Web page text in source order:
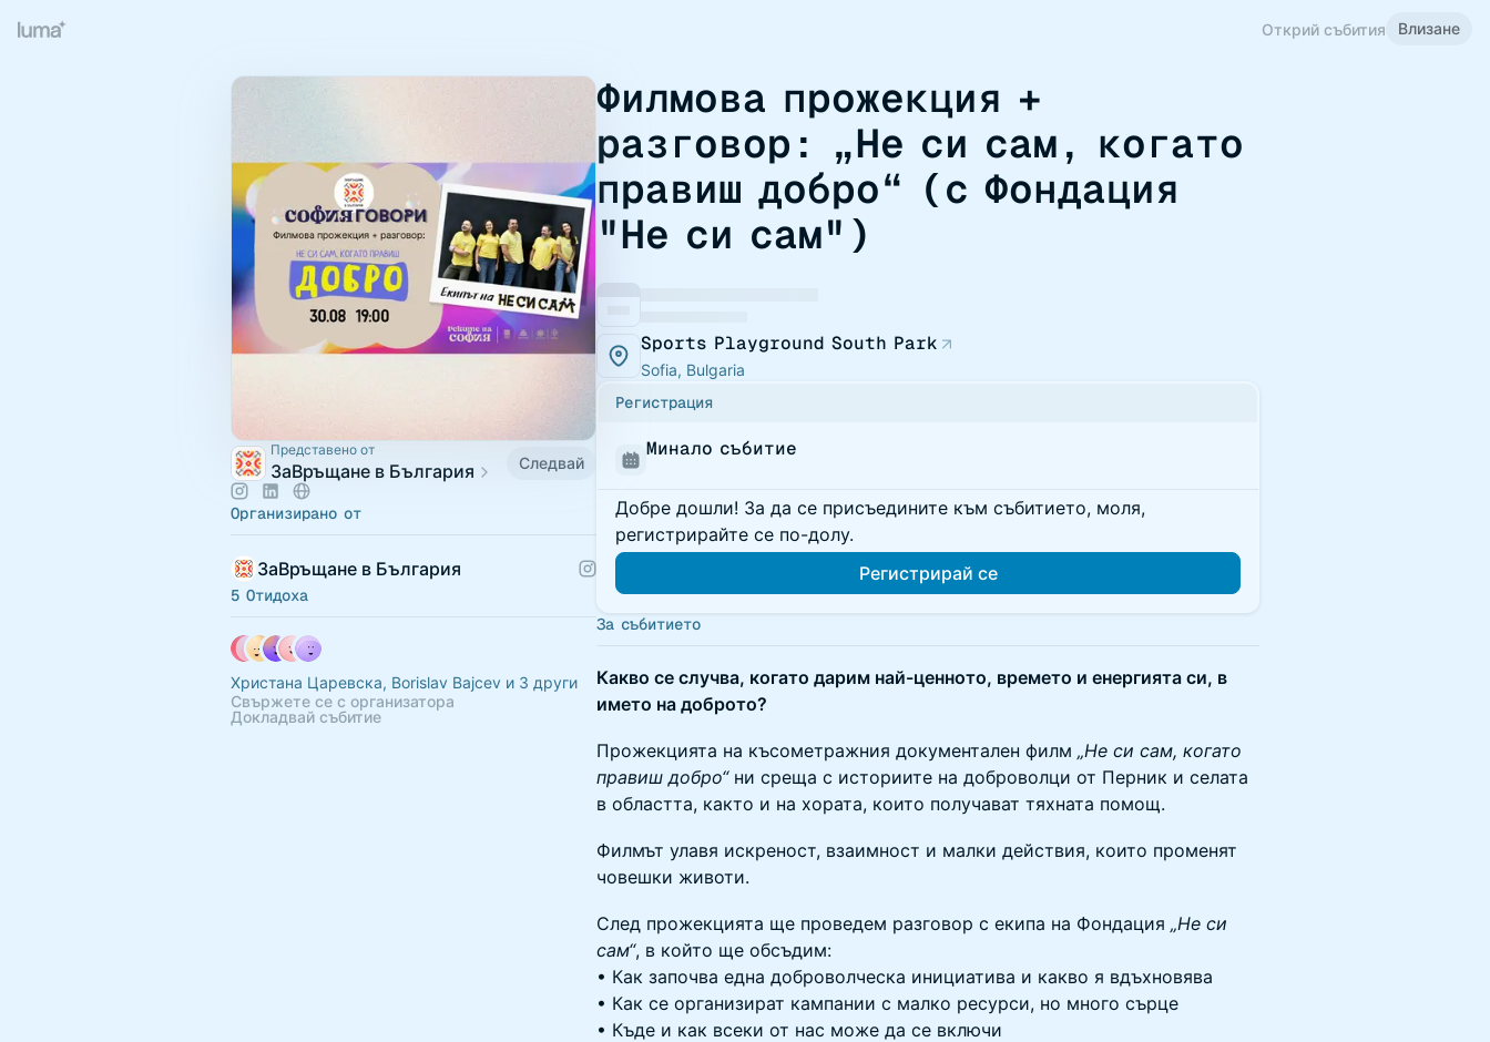
Открий събития Влизане
Представено от
ЗаВръщане в България Следвай
Организирано от
ЗаВръщане в България
5 Отидоха
Христана Царевска, Borislav Bajcev и 3 други
Свържете се с организатора
Докладвай събитие
Филмова прожекция +
разговор: „Не си сам, когато
правиш добро“ (с Фондация
"Не си сам")
Sports Playground South Park
Sofia, Bulgaria
Регистрация
Минало събитие
Добре дошли! За да се присъедините към събитието, моля,
регистрирайте се по-долу.
Регистрирай се
За събитието
Какво се случва, когато дарим най-ценното, времето и енергията си, в
името на доброто?
Прожекцията на късометражния документален филм „Не си сам, когато
правиш добро“ни среща с историите на доброволци от Перник и селата
в областта, както и на хората, които получават тяхната помощ.
Филмът улавя искреност, взаимност и малки действия, които променят
човешки животи.
След прожекцията ще проведем разговор с екипа на Фондация „Не си
сам“, в който ще обсъдим:
• Как започва една доброволческа инициатива и какво я вдъхновява
• Как се организират кампании с малко ресурси, но много сърце
• Къде и как всеки от нас може да се включи